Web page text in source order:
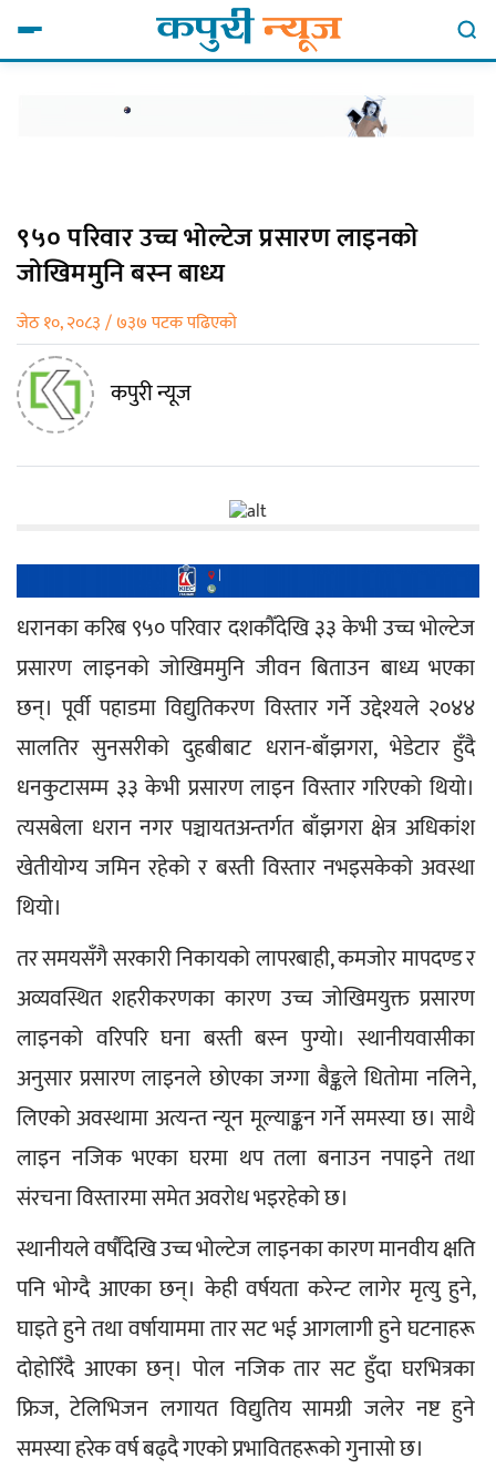
९५० परिवार उच्च भोल्टेज प्रसारण लाइनको
जोखिममुनि बस्न बाध्य
जेठ १०, २०८३ / ७३७ पटक पढिएको
कपुरी न्यूज
धरानका करिब ९५० परिवार दशकौँदेखि ३३ केभी उच्च भोल्टेज
प्रसारण लाइनको जोखिममुनि जीवन बिताउन बाध्य भएका
छन्। पूर्वी पहाडमा विद्युतिकरण विस्तार गर्ने उद्देश्यले २०४४
सालतिर सुनसरीको दुहबीबाट धरान-बाँझगरा, भेडेटार हुँदै
धनकुटासम्म ३३ केभी प्रसारण लाइन विस्तार गरिएको थियो।
त्यसबेला धरान नगर पञ्चायतअन्तर्गत बाँझगरा क्षेत्र अधिकांश
खेतीयोग्य जमिन रहेको र बस्ती विस्तार नभइसकेको अवस्था
थियो।
तर समयसँगै सरकारी निकायको लापरबाही, कमजोर मापदण्ड र
अव्यवस्थित शहरीकरणका कारण उच्च जोखिमयुक्त प्रसारण
लाइनको वरिपरि घना बस्ती बस्न पुग्यो। स्थानीयवासीका
अनुसार प्रसारण लाइनले छोएका जग्गा बैङ्कले धितोमा नलिने,
लिएको अवस्थामा अत्यन्त न्यून मूल्याङ्कन गर्ने समस्या छ। साथै
लाइन नजिक भएका घरमा थप तला बनाउन नपाइने तथा
संरचना विस्तारमा समेत अवरोध भइरहेको छ।
स्थानीयले वर्षौंदेखि उच्च भोल्टेज लाइनका कारण मानवीय क्षति
पनि भोग्दै आएका छन्। केही वर्षयता करेन्ट लागेर मृत्यु हुने,
घाइते हुने तथा वर्षायाममा तार सट भई आगलागी हुने घटनाहरू
दोहोरिँदै आएका छन्। पोल नजिक तार सट हुँदा घरभित्रका
फ्रिज, टेलिभिजन लगायत विद्युतिय सामग्री जलेर नष्ट हुने
समस्या हरेक वर्ष बढ्दै गएको प्रभावितहरूको गुनासो छ।